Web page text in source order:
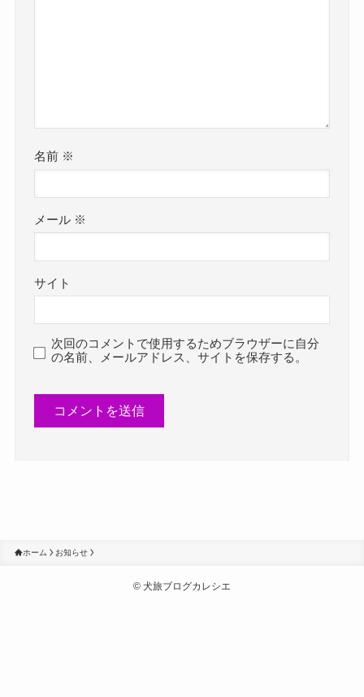
名前 ※
メール ※
サイト
次回のコメントで使用するためブラウザーに自分
の名前、メールアドレス、サイトを保存する。
ホーム お知らせ
© 犬旅ブログカレシエ